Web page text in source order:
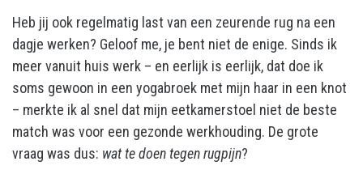
Heb jij ook regelmatig last van een zeurende rug na een
dagje werken? Geloof me, je bent niet de enige. Sinds ik
meer vanuit huis werk – en eerlijk is eerlijk, dat doe ik
soms gewoon in een yogabroek met mijn haar in een knot
– merkte ik al snel dat mijn eetkamerstoel niet de beste
match was voor een gezonde werkhouding. De grote
vraag was dus: wat te doen tegen rugpijn?